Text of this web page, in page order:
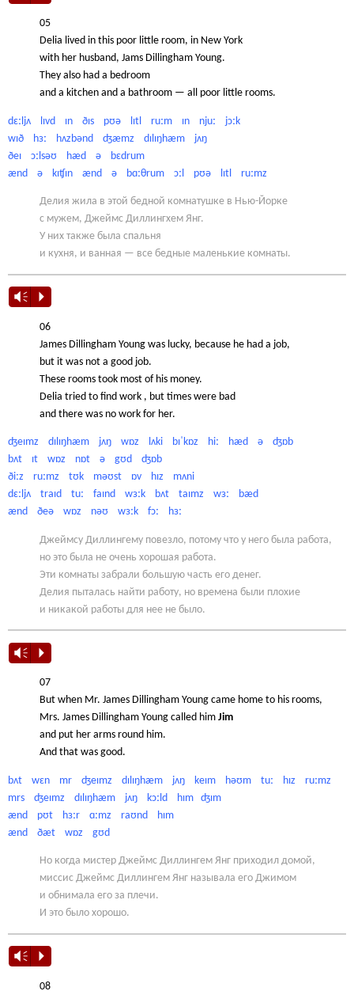
05
Delia lived in this poor little room, in New York
with her husband, Jams Dillingham Young.
They also had a bedroom
and a kitchen and a bathroom — all poor little rooms.
dɛːljʌ lɪvd ɪn ðɪs pʊə lɪtl ruːm ɪn njuː jɔːk
wɪð hɜː hʌzbənd ʤæmz dɪlɪŋhæm jʌŋ
ðeɪ ɔːlsəʊ hæd ə bɛdrum
ænd ə kɪʧɪn ænd ə bɑːθrum ɔːl pʊə lɪtl ruːmz
Делия жила в этой бедной комнатушке в Нью-Йорке
с мужем, Джеймс Диллингхем Янг.
У них также была спальня
и кухня, и ванная — все бедные маленькие комнаты.
Vm P
06
James Dillingham Young was lucky, because he had a job,
but it was not a good job.
These rooms took most of his money.
Delia tried to find work , but times were bad
and there was no work for her.
ʤeɪmz dɪlɪŋhæm jʌŋ wɒz lʌki bɪˈkɒz hiː hæd ə ʤɒb
bʌt ɪt wɒz nɒt ə gʊd ʤɒb
ðiːz ruːmz tʊk məʊst ɒv hɪz mʌni
dɛːljʌ traɪd tuː faɪnd wɜːk bʌt taɪmz wɜː bæd
ænd ðeə wɒz nəʊ wɜːk fɔː hɜː
Джеймсу Диллингему повезло, потому что у него была работа,
но это была не очень хорошая работа.
Эти комнаты забрали большую часть его денег.
Делия пыталась найти работу, но времена были плохие
и никакой работы для нее не было.
Vm P
07
But when Mr. James Dillingham Young came home to his rooms,
Mrs. James Dillingham Young called him Jim
and put her arms round him.
And that was good.
bʌt wɛn mr ʤeɪmz dɪlɪŋhæm jʌŋ keɪm həʊm tuː hɪz ruːmz
mrs ʤeɪmz dɪlɪŋhæm jʌŋ kɔːld hɪm ʤɪm
ænd pʊt hɜːr ɑːmz raʊnd hɪm
ænd ðæt wɒz gʊd
Но когда мистер Джеймс Диллингем Янг приходил домой,
миссис Джеймс Диллингем Янг называла его Джимом
и обнимала его за плечи.
И это было хорошо.
Vm P
08